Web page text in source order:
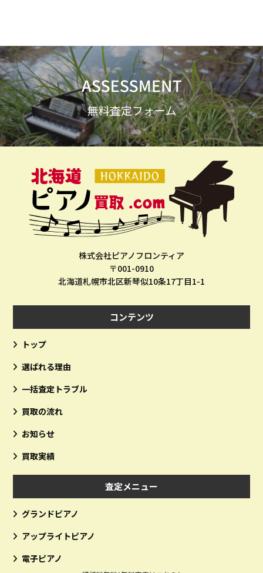
株式会社ピアノフロンティア
〒001-0910
北海道札幌市北区新琴似10条17丁目1-1
コンテンツ
トップ
選ばれる理由
一括査定トラブル
買取の流れ
お知らせ
買取実績
査定メニュー
グランドピアノ
アップライトピアノ
電子ピアノ